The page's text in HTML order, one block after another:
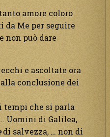
amore coloro
da Me per seguire
non può dare
e ascoltate ora
conclusione dei
tempi che si parla
Uomini di Galilea,
di salvezza, … non di